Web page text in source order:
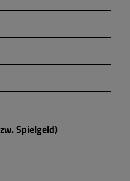
Spielgeld)